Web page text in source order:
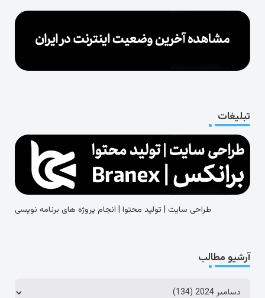
تبلیغات
طراحی سایت | تولید محتوا | انجام پروژه های برنامه نویسی
آرشیو مطالب